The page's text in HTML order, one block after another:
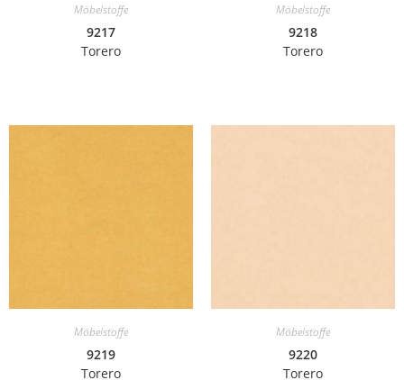
Möbelstoffe
9217
Torero
Möbelstoffe
9218
Torero
Möbelstoffe
9219
Torero
Möbelstoffe
9220
Torero